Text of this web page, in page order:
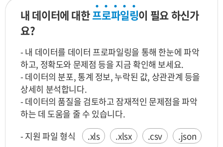
내 데이터에 대한프로파일링이 필요 하신가
요?
- 내 데이터를 데이터 프로파일링을 통해 한눈에 파악
하고, 정확도와 문제점 등을 지금 확인해 보세요.
- 데이터의 분포, 통계 정보, 누락된 값, 상관관계 등을
상세히 분석합니다.
- 데이터의 품질을 검토하고 잠재적인 문제점을 파악
하는 데 도움을 줄 수 있습니다.
- 지원 파일 형식
.xls .xlsx .csv .json